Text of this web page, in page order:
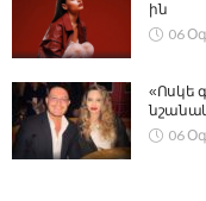
ին
06
«Ոսկե
06